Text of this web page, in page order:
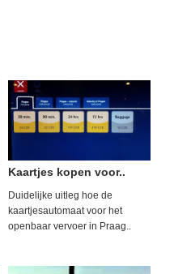
Kaartjes kopen voor..
Duidelijke uitleg hoe de
kaartjesautomaat voor het
openbaar vervoer in Praag..